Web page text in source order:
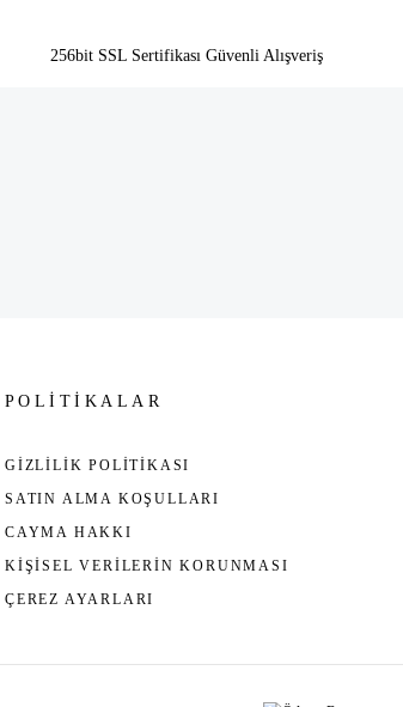
256bit SSL Sertifikası Güvenli Alışveriş
POLİTİKALAR
GİZLİLİK POLİTİKASI
SATIN ALMA KOŞULLARI
CAYMA HAKKI
KİŞİSEL VERİLERİN KORUNMASI
ÇEREZ AYARLARI